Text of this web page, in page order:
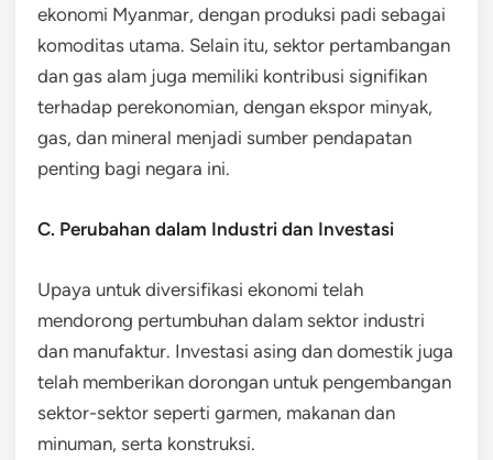
ekonomi Myanmar, dengan produksi padi sebagai
komoditas utama. Selain itu, sektor pertambangan
dan gas alam juga memiliki kontribusi signifikan
terhadap perekonomian, dengan ekspor minyak,
gas, dan mineral menjadi sumber pendapatan
penting bagi negara ini.
C. Perubahan dalam Industri dan Investasi
Upaya untuk diversifikasi ekonomi telah
mendorong pertumbuhan dalam sektor industri
dan manufaktur. Investasi asing dan domestik juga
telah memberikan dorongan untuk pengembangan
sektor-sektor seperti garmen, makanan dan
minuman, serta konstruksi.